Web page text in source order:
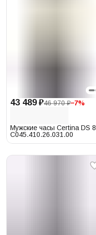
43 489 ₽46 970 ₽−7%
Мужские часы Certina DS 8
C045.410.26.031.00